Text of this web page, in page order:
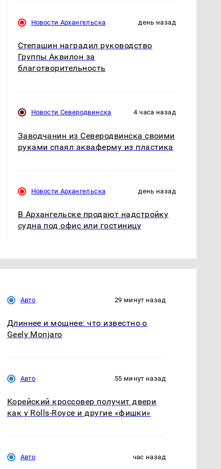
было с 1945: чего
ажиотаж из-за этого
Новости Архангельска день назад
Степашин наградил руководство
Группы Аквилон за
благотворительность
Новости Северодвинска 4 часа назад
Заводчанин из Северодвинска своими
руками спаял акваферму из пластика
Новости Архангельска день назад
В Архангельске продают надстройку
судна под офис или гостиницу
Авто 29 минут назад
Длиннее и мощнее: что известно о
Geely Monjaro
Авто 55 минут назад
Корейский кроссовер получит двери
как у Rolls-Royce и другие «фишки»
Авто час назад